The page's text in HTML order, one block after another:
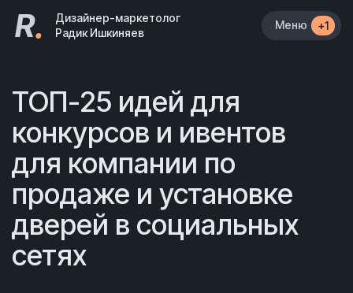
R.
Дизайнер-маркетолог
Радик Ишкиняев
Меню +1
ТОП-25 идей для
конкурсов и ивентов
для компании по
продаже и установке
дверей в социальных
сетях